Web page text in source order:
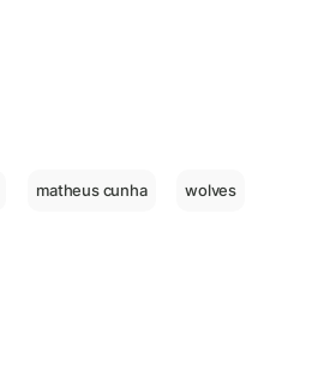
matheus cunha wolves